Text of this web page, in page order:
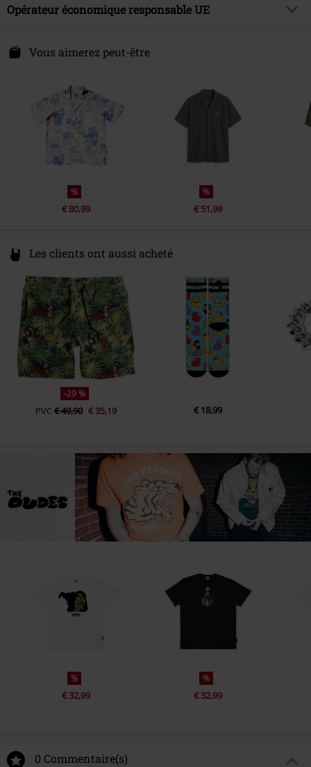
Collection
Homme
Matière extérieure
45 % polyamide, 35 % coton, 20 %
viscose
Opérateur économique responsable UE
Kapellenstraße 8
info@mosaic-distribution.com
Vous aimerez peut-être
%
€ 80,99
%
€ 51,99
Les clients ont aussi acheté
-29 %
PVC€ 49,90 € 35,19 € 18,99
%
€ 32,99
%
€ 32,99
0 Commentaire(s)